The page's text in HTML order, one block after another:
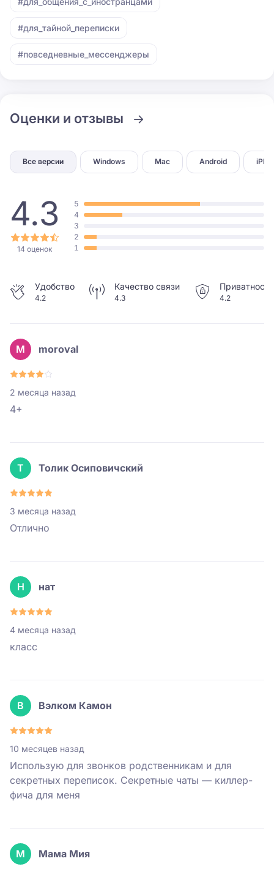
#для_тайной_переписки
#повседневные_мессенджеры
Оценки и отзывы
Все версии Windows Mac Android
4.3
14 оценок
5
4
3
2
1
Удобство
4.2
Качество связи
4.3
Приватность
4.2
M moroval
2 месяца назад
4+
Т Толик Осиповичский
3 месяца назад
Отлично
Н нат
4 месяца назад
класс
В Вэлком Камон
10 месяцев назад
Использую для звонков родственникам и для
секретных переписок. Секретные чаты — киллер-
фича для меня
М Мама Мия